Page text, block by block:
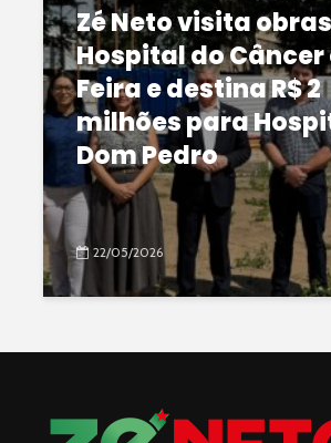
Zé Neto visita
Hospital do Câncer
Feira e destina R$ 2
milhões para
Dom Pedro
22/05/2026